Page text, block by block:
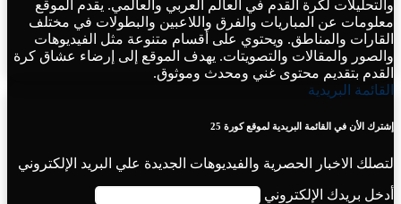
والتحليلات لكرة القدم في العالم العربي والعالمي. يقدم الموقع
معلومات عن المباريات والفرق واللاعبين والبطولات في مختلف
القارات والمناطق. ويحتوي على أقسام متنوعة مثل الفيديوهات
والصور والمقالات والتصويتات. يهدف الموقع إلى إرضاء عشاق كرة
القدم بتقديم محتوى غني ومحدث وموثوق.
القائمة البريدية
إشترك الأن في القائمة البريدية لموقع كورة 25
لتصلك الاخبار الحصرية والفيديوهات الجديدة علي البريد الإلكتروني
أدخل بريدك الإلكتروني